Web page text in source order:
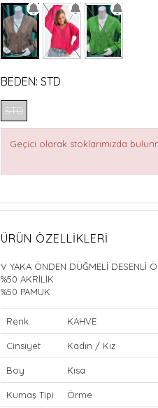
BEDEN: STD
STD
Geçici olarak stoklarımızda
ÜRÜN ÖZELLIKLERI
V YAKA ÖNDEN DÜĞMELİ DESENLİ
%50 AKRİLİK
%50 PAMUK
Renk KAHVE
Cinsiyet Kadın / Kız
Boy Kısa
Kumaş Tipi Örme